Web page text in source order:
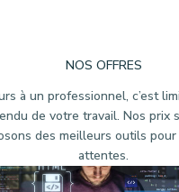
NOS OFFRES
à un professionnel, c’est
de votre travail. Nos prix
des meilleurs outils
attentes.